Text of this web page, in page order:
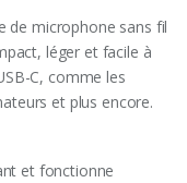
de microphone sans fil
léger et facile à
C, comme les
et plus encore.
et fonctionne